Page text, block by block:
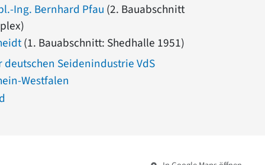
Ing. Bernhard Pfau (2. Bauabschnitt
(1. Bauabschnitt: Shedhalle 1951)
deutschen Seidenindustrie VdS
Westfalen